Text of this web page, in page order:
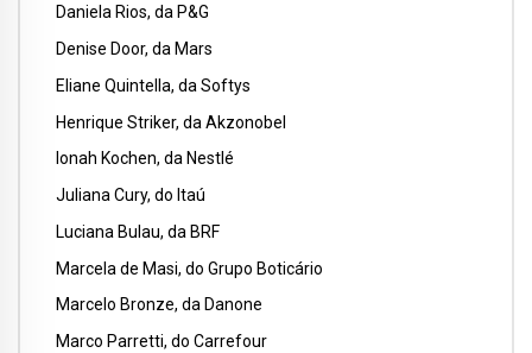
Daniela Rios, da P&G
Denise Door, da Mars
Eliane Quintella, da Softys
Henrique Striker, da Akzonobel
Ionah Kochen, da Nestlé
Juliana Cury, do Itaú
Luciana Bulau, da BRF
Marcela de Masi, do Grupo Boticário
Marcelo Bronze, da Danone
Marco Parretti, do Carrefour